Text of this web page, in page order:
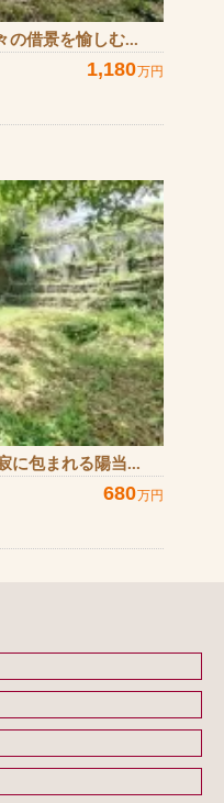
の借景を愉しむ...
1,180万円
に包まれる陽当...
680万円